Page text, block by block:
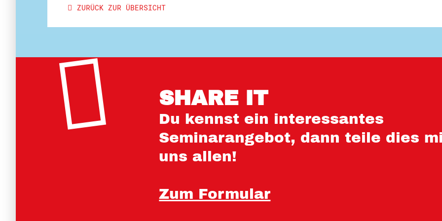
ZURÜCK ZUR ÜBERSICHT
SHARE IT
Du kennst ein interessantes
Seminarangebot, dann teile dies
uns allen!
Zum Formular